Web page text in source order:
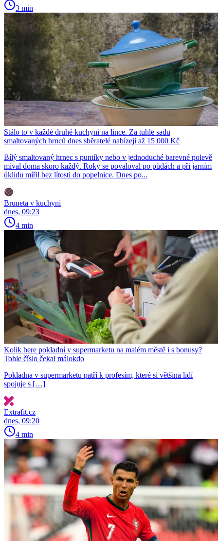
3 min
Stálo to v každé druhé kuchyni na lince. Za tuhle sadu
smaltovaných hrnců dnes sběratelé nabízejí až 15 000 Kč
Bílý smaltovaný hrnec s puntíky nebo v jednoduché barevné polevě
míval doma skoro každý. Roky se povaloval po půdách a při jarním
úklidu mířil bez lítosti do popelnice. Dnes po...
Bruneta v kuchyni
dnes, 09:23
4 min
Kolik bere pokladní v supermarketu na malém městě i s bonusy?
Tohle číslo čekal málokdo
Pokladna v supermarketu patří k profesím, které si většina lidí
spojuje s […]
Extrafit.cz
dnes, 09:20
4 min